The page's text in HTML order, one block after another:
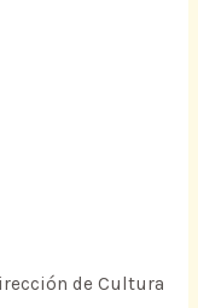
de Cultura